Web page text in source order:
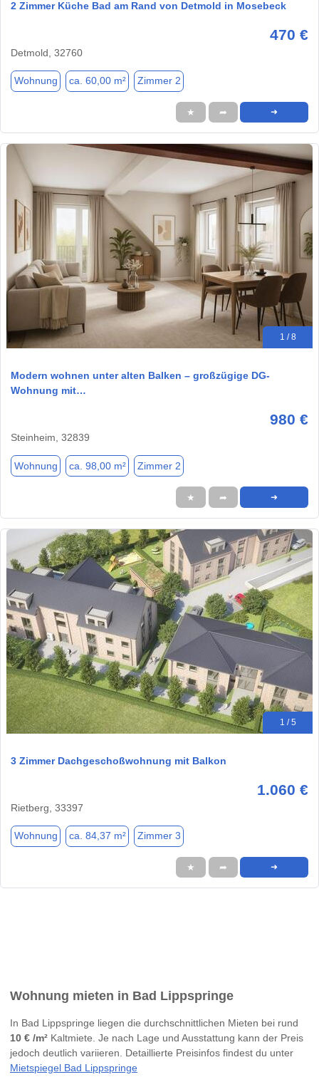
2 Zimmer Küche Bad am Rand von Detmold in Mosebeck
470 €
Detmold, 32760
Wohnung ca. 60,00 m² Zimmer 2
★ ➦ ➜
1 / 8
Modern wohnen unter alten Balken – großzügige DG-
Wohnung mit…
980 €
Steinheim, 32839
Wohnung ca. 98,00 m² Zimmer 2
★ ➦ ➜
1 / 5
3 Zimmer Dachgeschoßwohnung mit Balkon
1.060 €
Rietberg, 33397
Wohnung ca. 84,37 m² Zimmer 3
★ ➦ ➜
Wohnung mieten in Bad Lippspringe
In Bad Lippspringe liegen die durchschnittlichen Mieten bei rund
10 € /m² Kaltmiete. Je nach Lage und Ausstattung kann der Preis
jedoch deutlich variieren. Detaillierte Preisinfos findest du unter
Mietspiegel Bad Lippspringe